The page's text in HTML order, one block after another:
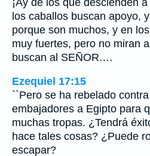
los caballos buscan apoyo,
porque son muchos, y en
muy fuertes, pero no miran
buscan al SEÑOR.…
Ezequiel 17:15
``Pero se ha rebelado
embajadores a Egipto para
muchas tropas. ¿Tendrá
hace tales cosas? ¿Puede
escapar?